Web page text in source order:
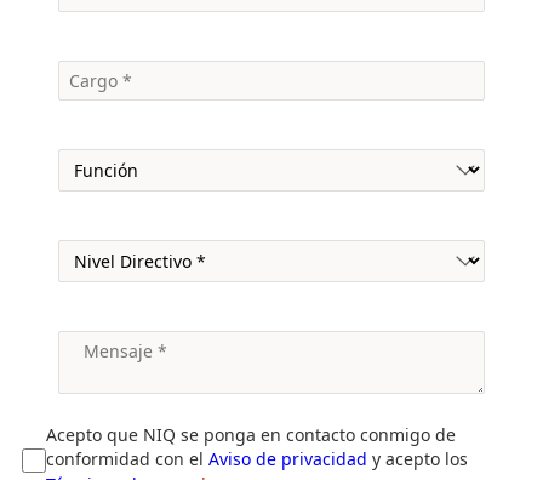
Acepto que NIQ se ponga en contacto conmigo de
conformidad con el Aviso de privacidad y acepto los